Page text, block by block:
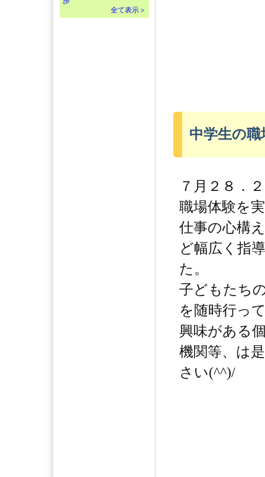
全て表示＞
中学生の職
７月２８．
職場体験を
仕事の心構
ど幅広く指
た。
子どもたち
を随時行っ
興味がある
機関等、は
さい(^^)/